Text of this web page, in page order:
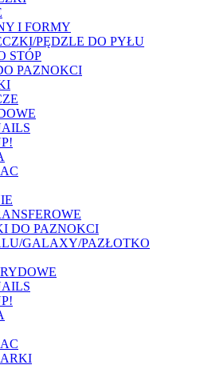
I FORMY
PĘDZLE DO PYŁU
STÓP
PAZNOKCI
DO PAZNOKCI
GALAXY/PAZŁOTKO